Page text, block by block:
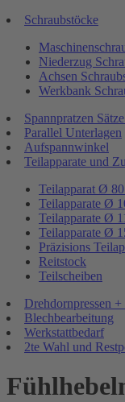
Schraubstöcke
Niederzug
Achsen
Werkbank
Spannpratzen
Parallel Unterlagen
Aufspannwinkel
Teilapparate und
Teilapparat Ø
Teilapparate Ø
Teilapparate Ø
Teilapparate Ø
Präzisions
Reitstock
Teilscheiben
Drehdornpressen
Blechbearbeitung
Werkstattbedarf
2te Wahl und